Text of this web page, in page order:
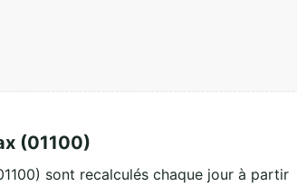
(01100)
sont recalculés chaque jour à partir